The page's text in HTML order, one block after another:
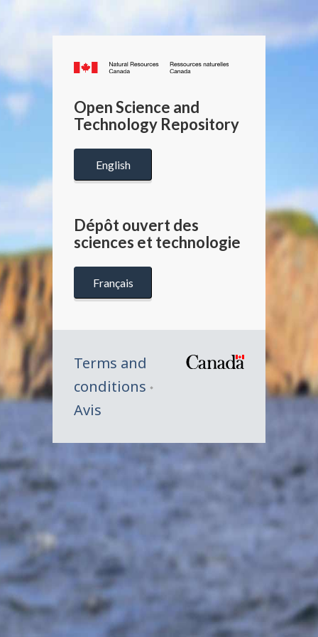
Canada.ca
/
Canada
Open Science and
Technology Repository
English
Dépôt ouvert des
sciences et technologie
Français
Terms and
conditions
Avis
Symbole
Canada